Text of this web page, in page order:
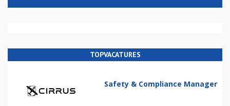
TOPVACATURES
Safety & Compliance Manager